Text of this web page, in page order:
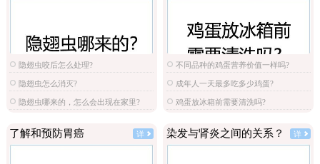
隐翅虫咬后怎么处理?
隐翅虫怎么消灭?
隐翅虫哪来的，怎么会出现在家里?
不同品种的鸡蛋营养价值一样吗?
成年人一天最多吃多少鸡蛋?
鸡蛋放冰箱前需要清洗吗?
了解和预防胃癌 详 染发与肾炎之间的关系？ 详